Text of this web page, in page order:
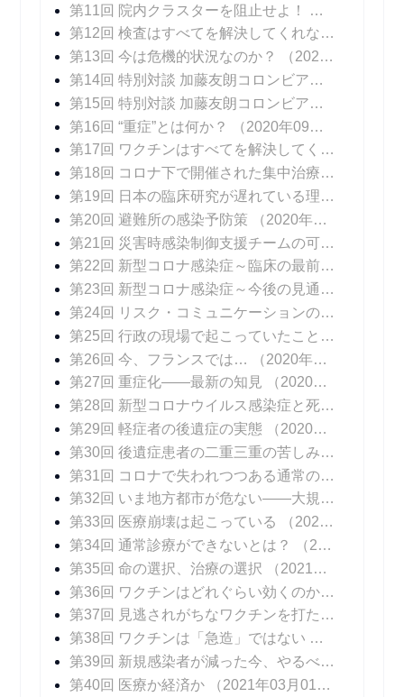
第11回 院内クラスターを阻止せよ！
（2020年08
第12回 検査はすべてを解決してくれない
第13回 今は危機的状況なのか？
（2020年08月17日 掲載）
第14回 特別対談 加藤友朗コロンビア大学医学部外科学教授 「いま、専門家に求められているものとは」
第15回 特別対談 加藤友朗コロンビア大学医学部外科学教授 「ニューヨークで行われているPCR検査の意味」
第16回 “重症”とは何か？
（2020年09月07日 掲載）
第17回 ワクチンはすべてを解決してくれない
第18回 コロナ下で開催された集中治療医学会
第19回 日本の臨床研究が遅れている理由
第20回 避難所の感染予防策
（2020年10月05日 掲載）
第21回 災害時感染制御支援チームの可能性
第22回 新型コロナ感染症～臨床の最前線
第23回 新型コロナ感染症～今後の見通し
第24回 リスク・コミュニケーションの難しさ
第25回 行政の現場で起こっていたこと
（2020年
第26回 今、フランスでは…
（2020年11月16日 掲載）
第27回 重症化――最新の知見
（2020年11月23日 掲載）
第28回 新型コロナウイルス感染症と死
（2020年
第29回 軽症者の後遺症の実態
（2020年12月07日 掲載）
第30回 後遺症患者の二重三重の苦しみ
（2020年
第31回 コロナで失われつつある通常の診療
第32回 いま地方都市が危ない――大規模院内クラスターはなぜ起こるのか
第33回 医療崩壊は起こっている
（2021年01月11日 掲載）
第34回 通常診療ができないとは？
（2021年01月18日 掲載）
第35回 命の選択、治療の選択
（2021年01月25日 掲載）
第36回 ワクチンはどれぐらい効くのか？
第37回 見逃されがちなワクチンを打たないリスク
第38回 ワクチンは「急造」ではない
（2021年02
第39回 新規感染者が減った今、やるべきこと
第40回 医療か経済か
（2021年03月01日 掲載）